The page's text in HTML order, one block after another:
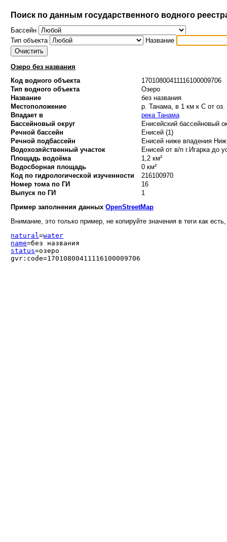
Поиск по данным государственного водного
Бассейн
Тип объекта
Название
Озеро без названия
Код водного объекта
17010800411116100009706
Тип водного объекта
Озеро
Название
без названия
Местоположение
р. Танама, в 1 км к С от оз.
Впадает в
река Танама
Бассейновый округ
Енисейский бассейновый
Речной бассейн
Енисей (1)
Речной подбассейн
Енисей ниже впадения
Водохозяйственный участок
Енисей от в/п г.Игарка до
Площадь водоёма
1,2 км²
Водосборная площадь
0 км²
Код по гидрологической изученности
216100970
Номер тома по ГИ
16
Выпуск по ГИ
1
Пример заполнения данныхOpenStreetMap
Внимание, это только пример, не копируйте значения в теги как
natural=water
name=без названия
status=озеро
gvr:code=17010800411116100009706